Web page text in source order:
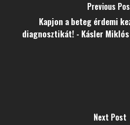
Previous
Kapjon a beteg érdemi
diagnosztikát! - Kásler
Next Post